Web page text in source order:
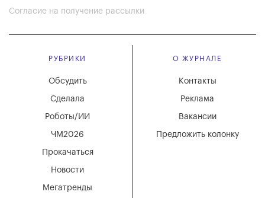
Согласие на получение рассылки
РУБРИКИ
Мегатренды
Новости
Обсудить
Сделала
Роботы/ИИ
ЧМ2026
Прокачаться
О ЖУРНАЛЕ
Вакансии
Реклама
Контакты
Предложить колонку